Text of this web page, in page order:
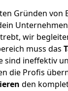
Gründen von
wir
muss das
sind ineffektiv
die Profis
den